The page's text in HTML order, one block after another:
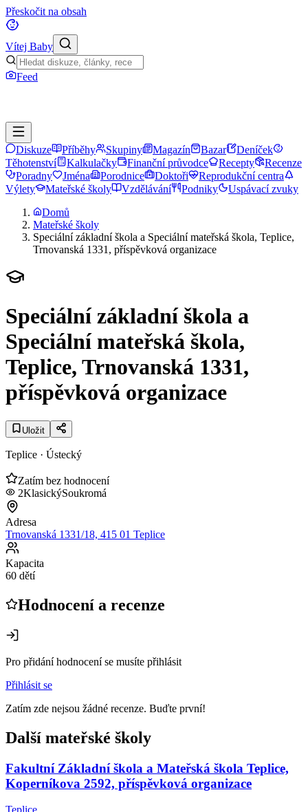
Přeskočit na obsah
Vítej Baby
Feed
Diskuze Příběhy Skupiny Magazín Bazar
Deníček
Těhotenství
Kalkulačky Finanční průvodce Recepty
Recenze
Poradny
Jména Porodnice Doktoři
Reprodukční centra
Výlety
Mateřské školy Vzdělávání Podniky
Uspávací zvuky
Domů
Mateřské školy
Speciální základní škola a Speciální mateřská škola, Teplice,
Trnovanská 1331, příspěvková organizace
Speciální základní škola a
Speciální mateřská škola,
Teplice, Trnovanská 1331,
příspěvková organizace
Uložit
Teplice · Ústecký
Zatím bez hodnocení
2KlasickýSoukromá
Adresa
Trnovanská 1331/18, 415 01 Teplice
Kapacita
60 dětí
Hodnocení a recenze
Pro přidání hodnocení se musíte přihlásit
Přihlásit se
Zatím zde nejsou žádné recenze. Buďte první!
Další mateřské školy
Fakultní Základní škola a Mateřská škola Teplice,
Koperníkova 2592, příspěvková organizace